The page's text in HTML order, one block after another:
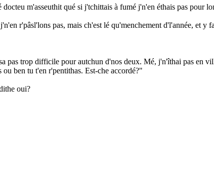
m'asseuthit qué si j'tchittais à fumé j'n'en éthais pas pour
r'pâsl'lons pas, mais ch'est lé qu'menchement d'l'année, et y
pas trop difficile pour autchun d'nos deux. Mé, j'n'îthai pas en
ben tu t'en r'pentithas. Est-che accordé?"
oui?